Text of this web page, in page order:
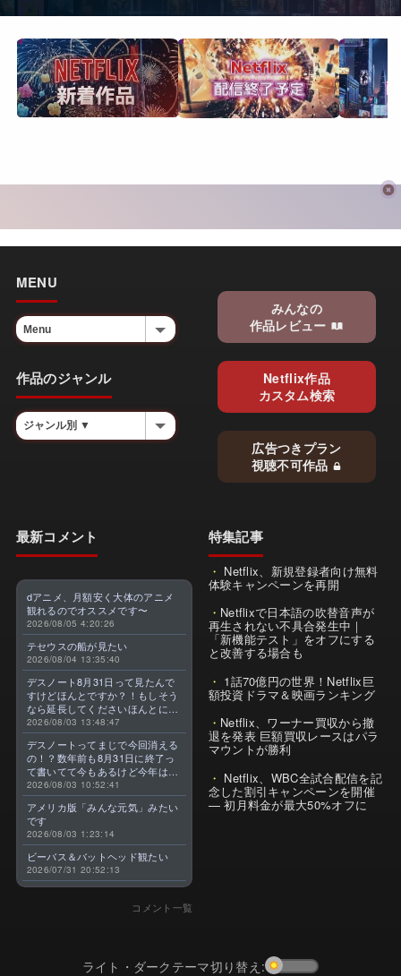
MENU
作品のジャンル
みんなの
作品レビュー
Netflix作品
カスタム検索
広告つきプラン
視聴不可作品
最新コメント
dアニメ、月額安く大体のアニメ
観れるのでオススメです〜
2026/08/05 4:20:26
テセウスの船が見たい
2026/08/04 13:35:40
デスノート8月31日って見たんで
すけどほんとですか？！もしそう
なら延長してくださいほんとに大
好きなんです😭
2026/08/03 13:48:47
デスノートってまじで今回消える
の！？数年前も8月31日に終了っ
て書いてて今もあるけど今年はま
じのやつ！？よくわからん！！で
きればなくならないでほしい！平
成アニメを振り返らせてくれっ
っ！！！！！！！
2026/08/03 10:52:41
アメリカ版「みんな元気」みたい
です
2026/08/03 1:23:14
ビーバス＆バットヘッド観たい
2026/07/31 20:52:13
コメント一覧
特集記事
Netflix、新規登録者向け無料
体験キャンペーンを再開
Netflixで日本語の吹替音声が
再生されない不具合発生中｜
「新機能テスト」をオフにする
と改善する場合も
1話70億円の世界！Netflix巨
額投資ドラマ＆映画ランキング
Netflix、ワーナー買収から撤
退を発表 巨額買収レースはパラ
マウントが勝利
Netflix、WBC全試合配信を記
念した割引キャンペーンを開催
— 初月料金が最大50%オフに
ライト・ダークテーマ切り替え: